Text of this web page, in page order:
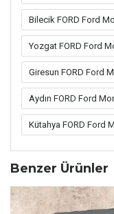
Bilecik FORD Ford
Yozgat FORD Ford
Giresun FORD Ford
Aydın FORD Ford
Kütahya FORD Ford
Benzer Ürünler